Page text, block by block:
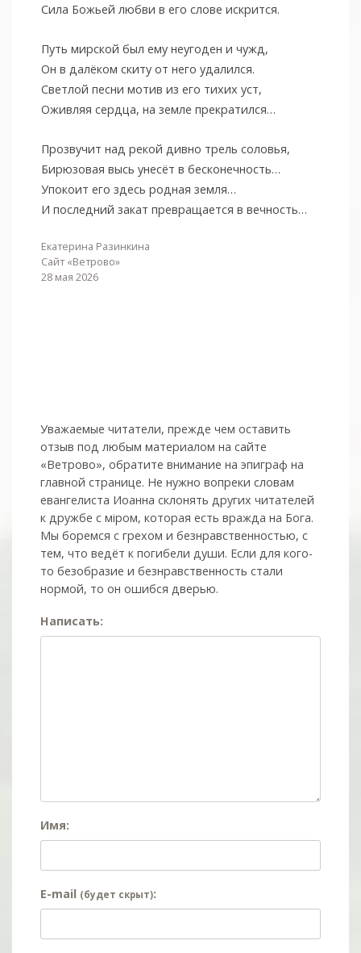
Сила Божьей любви в его слове искрится.
Путь мирской был ему неугоден и чужд,
Он в далёком скиту от него удалился.
Светлой песни мотив из его тихих уст,
Оживляя сердца, на земле прекратился…
Прозвучит над рекой дивно трель соловья,
Бирюзовая высь унесёт в бесконечность…
Упокоит его здесь родная земля…
И последний закат превращается в вечность…
Екатерина Разинкина
Сайт «Ветрово»
28 мая 2026
Уважаемые читатели, прежде чем оставить
отзыв под любым материалом на сайте
«Ветрово», обратите внимание на эпиграф на
главной странице. Не нужно вопреки словам
евангелиста Иоанна склонять других читателей
к дружбе с мiром, которая есть вражда на Бога.
Мы боремся с грехом и без­нрав­ствен­ностью, с
тем, что ведёт к погибели души. Если для кого-
то безобразие и безнравственность стали
нормой, то он ошибся дверью.
Написать:
Имя:
E-mail (будет скрыт):